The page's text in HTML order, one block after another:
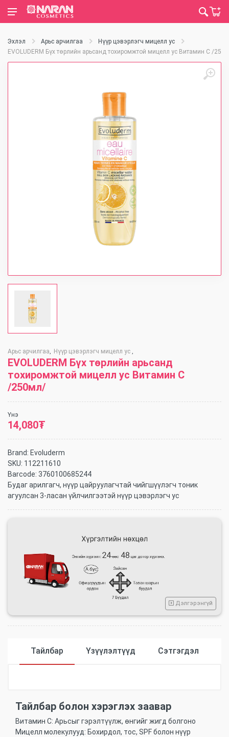
Эхлэл Арьс арчилгаа
Нүүр цэвэрлэгч мицелл ус
EVOLUDERM Бүх төрлийн арьсанд тохиромжтой мицелл ус Витамин С /
Арьс арчилгаа, Нүүр цэвэрлэгч мицелл ус ,
EVOLUDERM Бүх төрлийн арьсанд
тохиромжтой мицелл ус Витамин С
/250мл/
Үнэ
14,080₮
Brand: Evoluderm
SKU: 112211610
Barcode: 3760100685244
Будаг арилгагч, нүүр цайруулагчтай чийгшүүлэгч тоник
агуулсан 3-ласан үйлчилгээтэй нүүр цэвэрлэгч ус
Дэлгэрэнгүй
Тайлбар Үзүүлэлтүүд Сэтгэгдэл
Тайлбар болон хэрэглэх заавар
Витамин С: Арьсыг гэрэлтүүлж, өнгийг жигд болгоно
Мицелл молекулууд: Бохирдол, тос, SPF болон нүүр